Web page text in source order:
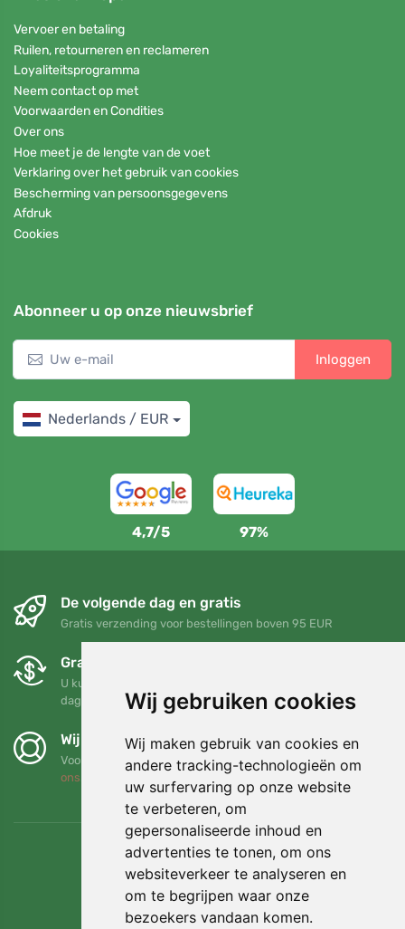
Wij gebruiken cookies
Wij maken gebruik van cookies en
andere tracking-technologieën om
uw surfervaring op onze website
te verbeteren, om
gepersonaliseerde inhoud en
advertenties te tonen, om ons
websiteverkeer te analyseren en
om te begrijpen waar onze
bezoekers vandaan komen.
Vervoer en betaling
Ruilen, retourneren en reclameren
Loyaliteitsprogramma
Neem contact op met
Voorwaarden en Condities
Over ons
Hoe meet je de lengte van de voet
Verklaring over het gebruik van cookies
Bescherming van persoonsgegevens
Afdruk
Cookies
Abonneer u op onze nieuwsbrief
Inloggen
Nederlands / EUR
4,7/5 97%
De volgende dag en gratis
Gratis verzending voor bestellingen boven 95 EUR
Gratis ruilen en retourneren
U kunt uw bestelling op elk gewenst moment binnen 90
dagen retourneren of ruilen
Wij steunen Trees.org
Voor elke bestelling planten we een boom! Lees meer Over
ons